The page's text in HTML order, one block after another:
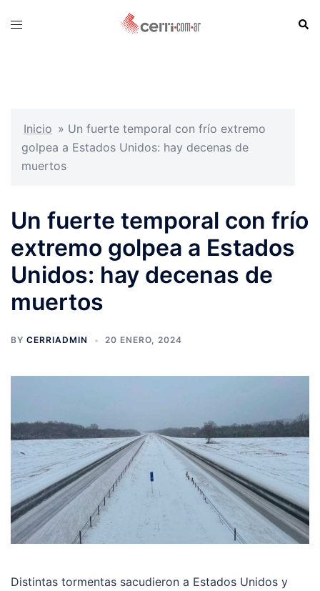
Toggle
Inicio » Un fuerte temporal con frío extremo
golpea a Estados Unidos: hay decenas de
muertos
Un fuerte temporal con frío
extremo golpea a Estados
Unidos: hay decenas de
muertos
BY CERRIADMIN 20 ENERO, 2024
Distintas tormentas sacudieron a Estados Unidos y